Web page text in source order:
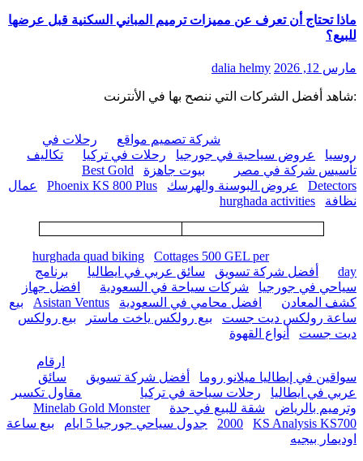
ماذا تحتاج أن تعرف عن مميزات ترميم المباني السكنية قبل عرضها
للبيع؟
مارس 12, 2026 dalia helmy
:شاهد أفضل الشركات التي ننصح بها في الأنترنت
شركة تصميم مواقع
رحلات في
روسيا
عروض سياحية في جورجيا رحلات في تركيا
تكاليف
تأسيس شركة في مصر
بيوت جاهزة
Best Gold
Detectors
عروض البوسنة والهرسك Phoenix KS 800 Plus
عمال
نظافة
hurghada activities
hurghada quad biking
Cottages 500 GEL per
day
أفضل شركة تسويق سائق عربي في ايطاليا
برنامج
سياحي في جورجيا
شركات سياحة في السعودية
افضل جهاز
كشف المعادن
افضل محامي في السعودية Asistan Ventus
بيع
ساعة رولكس ديت جست
بيع رولكس ياخت ماستر
بيع رولكس
ديت جست
أنواع القهوة
ارقام
سواقين في إيطاليا ميلانو روما
أفضل شركة تسويق
سائق
عربي في ايطاليا
رحلات سياحة في تركيا
مقاول تكسير
وترميم بالرياض
شقة للبيع في جدة
Minelab Gold Monster
2000
KS Analysis KS700 جدول سياحي جورجيا 5 ايام
بيع ساعة
اوديمار بيجيه